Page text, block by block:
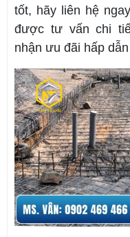
tốt, hãy liên hệ
được tư vấn chi
nhận ưu đãi hấp